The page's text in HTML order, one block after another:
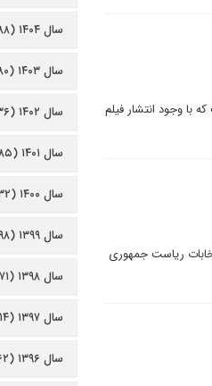
با وجود انتشار فیلم
ریاست جمهوری
سال ۱۴۰۴ (۲۸۸)
سال ۱۴۰۳ (۲۸۰)
سال ۱۴۰۲ (۱۳۶)
سال ۱۴۰۱ (۸۵)
سال ۱۴۰۰ (۱۳۲)
سال ۱۳۹۹ (۵۹۸)
سال ۱۳۹۸ (۴۷۱)
سال ۱۳۹۷ (۷۱۴)
سال ۱۳۹۶ (۵۶۲)